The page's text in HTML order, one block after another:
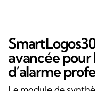
avancée pour
d’alarme